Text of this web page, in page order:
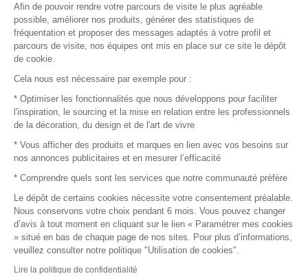
Plan du site
© 2016 –Organisation SAFI
Recrutement
Mentions légales
Conditions commerciales
Afin de pouvoir rendre votre parcours de visite le plus agréable
possible, améliorer nos produits, générer des statistiques de
fréquentation et proposer des messages adaptés à votre profil et
parcours de visite, nos équipes ont mis en place sur ce site le dépôt
de cookie.
Cela nous est nécessaire par exemple pour :
* Optimiser les fonctionnalités que nous développons pour faciliter
l'inspiration, le sourcing et la mise en relation entre les professionnels
de la décoration, du design et de l'art de vivre
* Vous afficher des produits et marques en lien avec vos besoins sur
nos annonces publicitaires et en mesurer l’efficacité
* Comprendre quels sont les services que notre communauté préfère
Le dépôt de certains cookies nécessite votre consentement préalable.
Nous conservons votre choix pendant 6 mois. Vous pouvez changer
d’avis à tout moment en cliquant sur le lien « Paramétrer mes cookies
» situé en bas de chaque page de nos sites. Pour plus d’informations,
veuillez consulter notre politique "Utilisation de cookies".
Lire la politique de confidentialité